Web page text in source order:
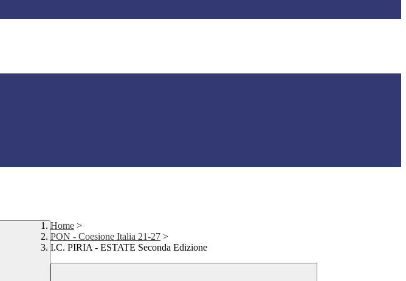
Home >
PON - Coesione Italia 21-27 >
I.C. PIRIA - ESTATE Seconda Edizione